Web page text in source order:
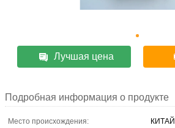
Лучшая цена
Подробная информация о продукте
Место происхождения:
КИТАЙ